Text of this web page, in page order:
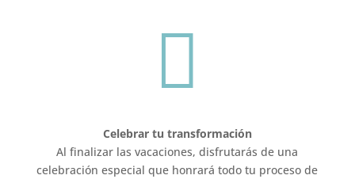

Celebrar tu transformación
Al finalizar las vacaciones, disfrutarás de una
celebración especial que honrará todo tu proceso de